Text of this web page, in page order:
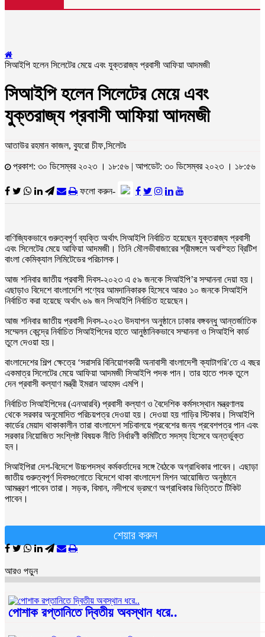
সিআইপি হলেন সিলেটের মেয়ে এবং যুক্তরাজ্য প্রবাসী আফিয়া আদমজী
সিআইপি হলেন সিলেটের মেয়ে এবং
যুক্তরাজ্য প্রবাসী আফিয়া আদমজী
আতাউর রহমান কাজল, ব্যুরো চীফ,সিলেটঃ
প্রকাশ: ৩০ ডিসেম্বর ২০২৩ । ১৮:৫৬ | আপডেট: ৩০ ডিসেম্বর ২০২৩ । ১৮:৫৬
ফলো করুন-
বাণিজ্যিকভাবে গুরুত্বপূর্ণ ব্যক্তি অর্থাৎ সিআইপি নির্বাচিত হয়েছেন যুক্তরাজ্য প্রবাসী
এবং সিলেটের মেয়ে আফিয়া আদমজী। তিনি মৌলভীবাজারের শ্রীমঙ্গলে অবস্হিত ব্রিটিশ
বাংলা কেমিক্যাল লিমিটেডের পরিচালক।
আজ শনিবার জাতীয় প্রবাসী দিবস-২০২৩ এ ৫৯ জনকে সিআইপি’র সম্মাননা দেয়া হয়।
এছাড়াও বিদেশে বাংলাদেশি পণ্যের আমদানিকারক হিসেবে আরও ১০ জনকে সিআইপি
নির্বাচিত করা হয়েছে অর্থাৎ ৬৯ জন সিআইপি নির্বাচিত হয়েছেন।
আজ শনিবার জাতীয় প্রবাসী দিবস-২০২৩ উদযাপন অনুষ্ঠানে ঢাকার বঙ্গবন্ধু আন্তর্জাতিক
সম্মেলন কেন্দ্রে নির্বাচিত সিআইপিদের হাতে আনুষ্ঠানিকভাবে সম্মাননা ও সিআইপি কার্ড
তুলে দেওয়া হয়।
বাংলাদেশের শিল্প ক্ষেত্রে ‘সরাসরি বিনিয়োগকারী অনাবাসী বাংলাদেশী ক্যাটাগরি’তে এ বছর
একমাত্র সিলেটের মেয়ে আফিয়া আদমজী সিআইপি পদক পান। তার হাতে পদক তুলে
দেন প্রবাসী কল্যাণ মন্ত্রী ইমরান আহমদ এমপি।
নির্বাচিত সিআইপিদের (এনআরবি) প্রবাসী কল্যাণ ও বৈদেশিক কর্মসংস্থান মন্ত্রণালয়
থেকে সরকার অনুমোদিত পরিচয়পত্র দেওয়া হয়। দেওয়া হয় গাড়ির স্টিকার। সিআইপি
কার্ডের মেয়াদ থাকাকালীন তারা বাংলাদেশ সচিবালয়ে প্রবেশের জন্য প্রবেশপত্র পান এবং
সরকার নিয়োজিত সংশ্লিষ্ট বিষয়ক নীতি নির্ধারণী কমিটিতে সদস্য হিসেবে অন্তর্ভুক্ত
হন।
সিআইপিরা দেশ-বিদেশে উচ্চপদস্থ কর্মকর্তাদের সঙ্গে বৈঠকে অগ্রাধিকার পাবেন। এছাড়া
জাতীয় গুরুত্বপূর্ণ দিবসগুলোতে বিদেশে থাকা বাংলাদেশ মিশন আয়োজিত অনুষ্ঠানে
আমন্ত্রণ পাবেন তারা। সড়ক, বিমান, নদীপথে ভ্রমণে অগ্রাধিকার ভিত্তিতে টিকিট
পাবেন।
শেয়ার করুন
আরও পড়ুন
পোশাক রপ্তানিতে দ্বিতীয় অবস্থান ধরে..